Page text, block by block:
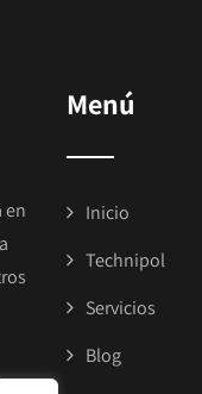
en
Menú
Inicio
Technipol
Servicios
Blog